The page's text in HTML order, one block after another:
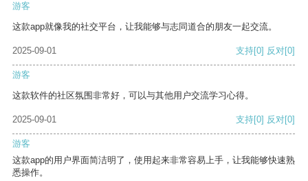
游客
这款app就像我的社交平台，让我能够与志同道合的朋友一起交流。
2025-09-01 支持[0] 反对[0]
游客
这款软件的社区氛围非常好，可以与其他用户交流学习心得。
2025-09-01 支持[0] 反对[0]
游客
这款app的用户界面简洁明了，使用起来非常容易上手，让我能够快速熟
悉操作。